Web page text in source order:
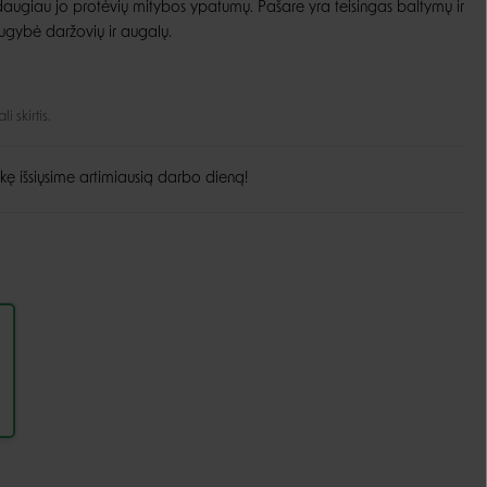
Guoliai ir patiesimai
Dubenėliai ir maitinimas
jo protėvių mitybos ypatumų. Pašare yra teisingas baltymų ir
daržovių ir augalų.
skirtis.
išsiųsime artimiausią darbo dieną!